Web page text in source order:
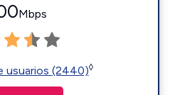
Mbps
usuarios (2440)◊